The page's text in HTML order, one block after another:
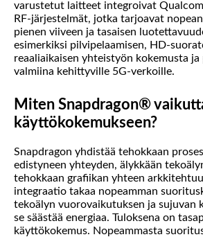
varustetut laitteet integroivat
RF-järjestelmät, jotka tarjoavat
pienen viiveen ja tasaisen
esimerkiksi pilvipelaamisen, HD-
reaaliaikaisen yhteistyön kokemusta
valmiina kehittyville 5G-verkoille.
Miten Snapdragon®
käyttökokemukseen?
Snapdragon yhdistää tehokkaan
edistyneen yhteyden, älykkään
tehokkaan grafiikan yhteen
integraatio takaa nopeamman
tekoälyn vuorovaikutuksen ja sujuvan
se säästää energiaa. Tuloksena on
käyttökokemus. Nopeammasta